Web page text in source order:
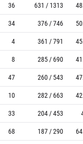
36 631 / 1313
34 376 / 746
4 361 / 791
8 285 / 690
47 260 / 543
10 282 / 663
33 204 / 453
68 187 / 290